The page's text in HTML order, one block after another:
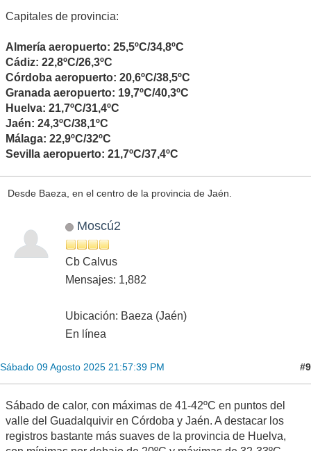
Capitales de provincia:
Almería aeropuerto: 25,5ºC/34,8ºC
Cádiz: 22,8ºC/26,3ºC
Córdoba aeropuerto: 20,6ºC/38,5ºC
Granada aeropuerto: 19,7ºC/40,3ºC
Huelva: 21,7ºC/31,4ºC
Jaén: 24,3ºC/38,1ºC
Málaga: 22,9ºC/32ºC
Sevilla aeropuerto: 21,7ºC/37,4ºC
Desde Baeza, en el centro de la provincia de Jaén.
Moscú2
Cb Calvus
Mensajes: 1,882
Ubicación: Baeza (Jaén)
En línea
Sábado 09 Agosto 2025 21:57:39 PM #9
Sábado de calor, con máximas de 41-42ºC en puntos del
valle del Guadalquivir en Córdoba y Jaén. A destacar los
registros bastante más suaves de la provincia de Huelva,